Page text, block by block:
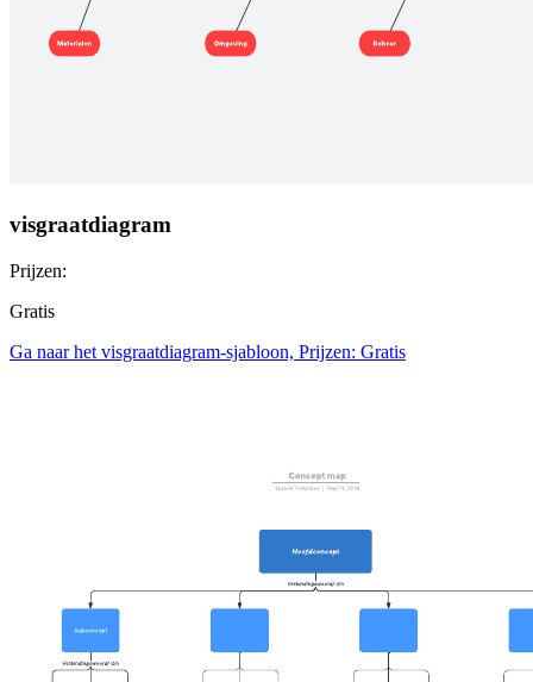
visgraatdiagram
Prijzen:
Gratis
Ga naar het visgraatdiagram-sjabloon, Prijzen: Gratis